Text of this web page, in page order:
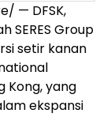
— DFSK,
SERES Group
setir kanan
Kong, yang
ekspansi